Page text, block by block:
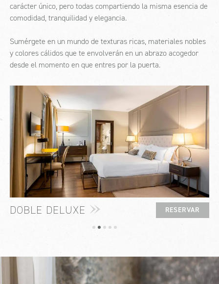
carácter único, pero todas compartiendo la misma esencia de
comodidad, tranquilidad y elegancia.
Sumérgete en un mundo de texturas ricas, materiales nobles
y colores cálidos que te envolverán en un abrazo acogedor
desde el momento en que entres por la puerta.
DOBLE DELUXE RESERVAR